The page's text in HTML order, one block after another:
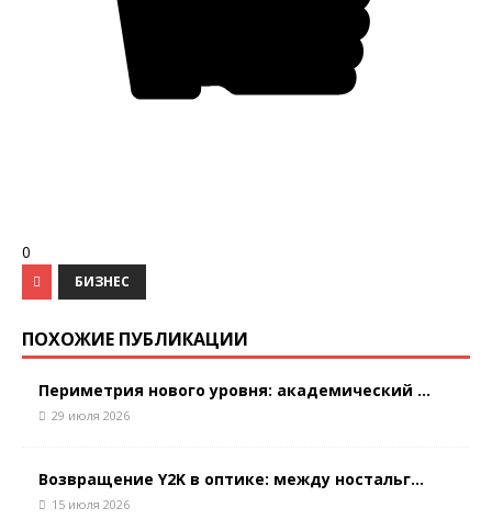
0
БИЗНЕС
ПОХОЖИЕ ПУБЛИКАЦИИ
Периметрия нового уровня: академический ...
29 июля 2026
Возвращение Y2K в оптике: между ностальг...
15 июля 2026